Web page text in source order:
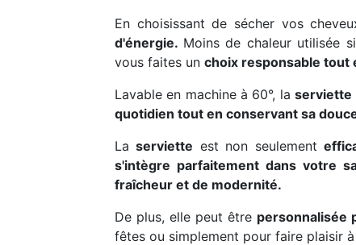
En choisissant de sécher vos
d'énergie. Moins de chaleur utilisée
vous faites un choix responsable tout
Lavable en machine à 60°, laserviette
quotidien tout en conservant sa
Laserviette est non seulement
s'intègre parfaitement dans votre
fraîcheur et de modernité.
De plus, elle peut être personnalisée
fêtes ou simplement pour faire plaisir